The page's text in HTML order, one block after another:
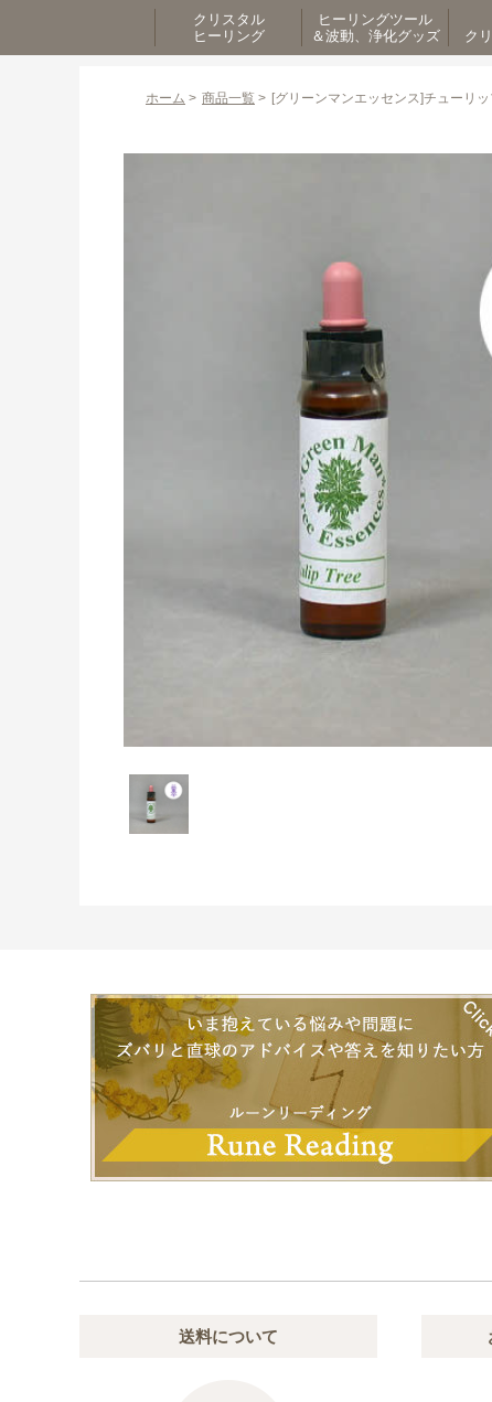
クリスタル
ヒーリング
ヒーリングツール
＆波動、浄化グッズ
ク
ホーム > 商品一覧 > [グリーンマンエッセンス]チューリ
送料について